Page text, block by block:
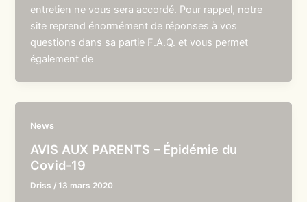
entretien ne vous sera accordé. Pour rappel, notre
site reprend énormément de réponses à vos
questions dans sa partie F.A.Q. et vous permet
également de
News
AVIS AUX PARENTS – Épidémie du
Covid-19
Driss /13 mars 2020